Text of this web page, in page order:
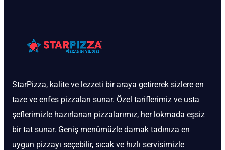
StarPizza, kalite ve lezzeti bir araya getirerek sizlere en
taze ve enfes pizzaları sunar. Özel tariflerimiz ve usta
şeflerimizle hazırlanan pizzalarımız, her lokmada eşsiz
bir tat sunar. Geniş menümüzle damak tadınıza en
uygun pizzayı seçebilir, sıcak ve hızlı servisimizle